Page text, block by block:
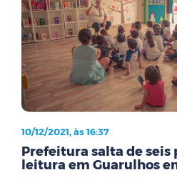
10/12/2021, às 16:37
Prefeitura salta de seis
leitura em Guarulhos